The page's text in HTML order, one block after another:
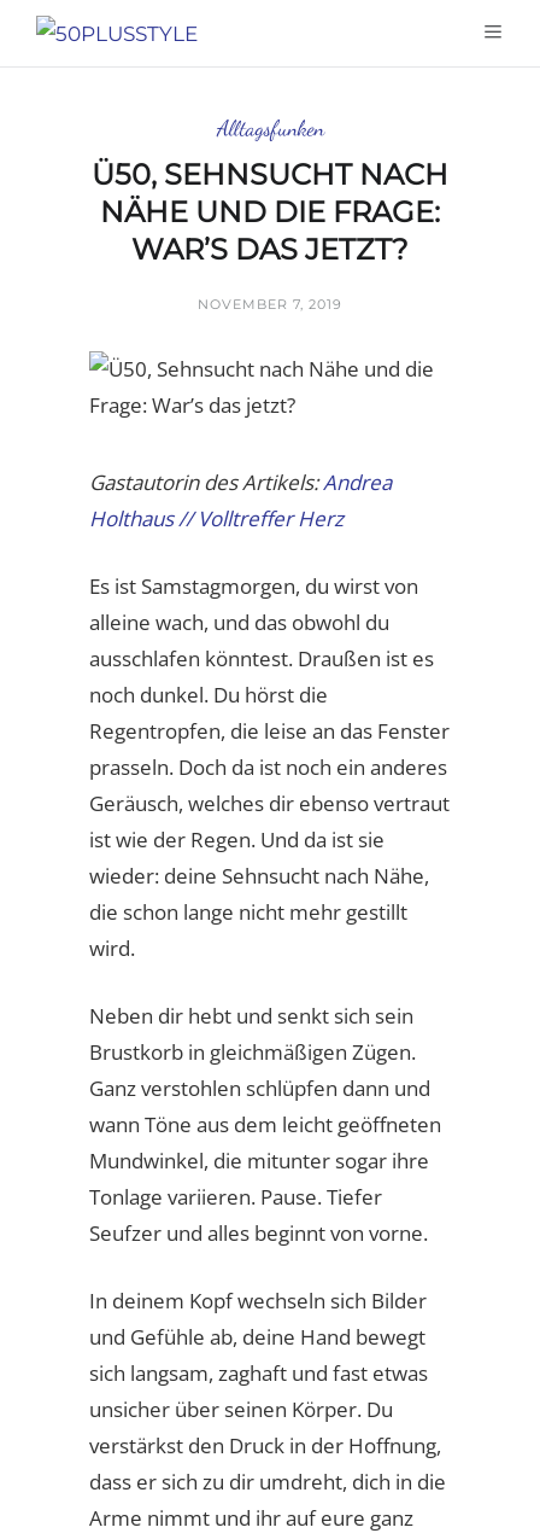
Alltagsfunken
Ü50, SEHNSUCHT NACH
NÄHE UND DIE FRAGE:
WAR’S DAS JETZT?
NOVEMBER 7, 2019
Gastautorin des Artikels:Andrea
Holthaus // Volltreffer Herz
Es ist Samstagmorgen, du wirst von
alleine wach, und das obwohl du
ausschlafen könntest. Draußen ist es
noch dunkel. Du hörst die
Regentropfen, die leise an das Fenster
prasseln. Doch da ist noch ein anderes
Geräusch, welches dir ebenso vertraut
ist wie der Regen. Und da ist sie
wieder: deine Sehnsucht nach Nähe,
die schon lange nicht mehr gestillt
wird.
Neben dir hebt und senkt sich sein
Brustkorb in gleichmäßigen Zügen.
Ganz verstohlen schlüpfen dann und
wann Töne aus dem leicht geöffneten
Mundwinkel, die mitunter sogar ihre
Tonlage variieren. Pause. Tiefer
Seufzer und alles beginnt von vorne.
In deinem Kopf wechseln sich Bilder
und Gefühle ab, deine Hand bewegt
sich langsam, zaghaft und fast etwas
unsicher über seinen Körper. Du
verstärkst den Druck in der Hoffnung,
dass er sich zu dir umdreht, dich in die
Arme nimmt und ihr auf eure ganz